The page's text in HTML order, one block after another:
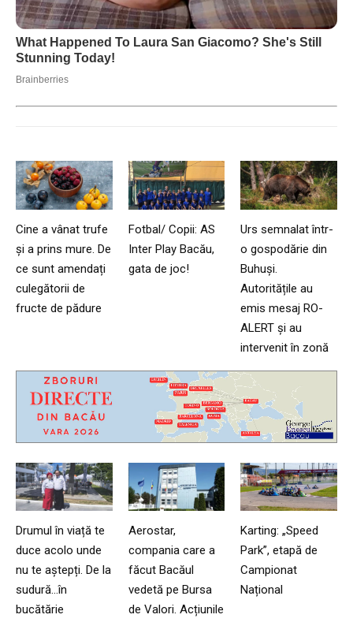
Cine a vânat trufe
și a prins mure. De
ce sunt amendați
culegătorii de
fructe de pădure
Fotbal/ Copii: AS
Inter Play Bacău,
gata de joc!
Urs semnalat într-
o gospodărie din
Buhuși.
Autoritățile au
emis mesaj RO-
ALERT și au
intervenit în zonă
Drumul în viață te
duce acolo unde
nu te aștepți. De la
sudură…în
bucătărie
Aerostar,
compania care a
făcut Bacăul
vedetă pe Bursa
de Valori. Acțiunile
Karting: „Speed
Park”, etapă de
Campionat
Național